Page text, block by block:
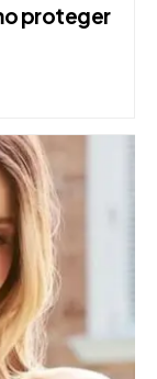
proteger